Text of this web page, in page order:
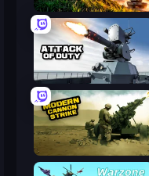
Artillery Vs Tanks
Attack of Duty
Modern Cannon Strike